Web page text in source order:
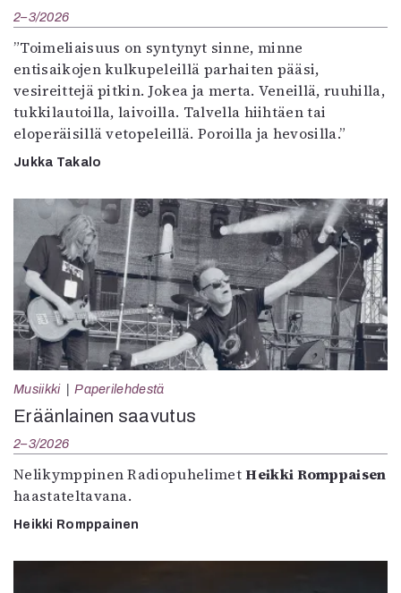
2–3/2026
”Toimeliaisuus on syntynyt sinne, minne
entisaikojen kulkupeleillä parhaiten pääsi,
vesireittejä pitkin. Jokea ja merta. Veneillä, ruuhilla,
tukkilautoilla, laivoilla. Talvella hiihtäen tai
eloperäisillä vetopeleillä. Poroilla ja hevosilla.”
Jukka Takalo
Musiikki Paperilehdestä
Eräänlainen saavutus
2–3/2026
Nelikymppinen RadiopuhelimetHeikki Romppaisen
haastateltavana.
Heikki Romppainen